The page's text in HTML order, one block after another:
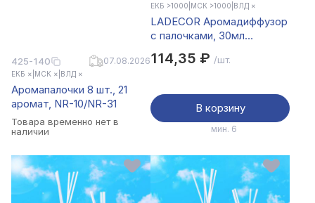
425-140 07.08.2026
ЕКБ × МСК × ВЛД ×
Аромапалочки 8 шт., 21
аромат, NR-10/NR-31
Товара временно нет в
наличии
ЕКБ >1000 МСК >1000 ВЛД ×
LADECOR Аромадиффузор
с палочками, 30мл
лаванда, роза, ваниль,
114,35 ₽ /шт.
В корзину
мин. 6